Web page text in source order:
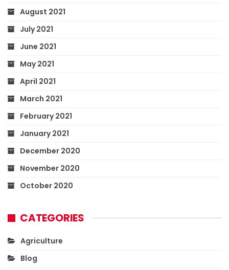
August 2021
July 2021
June 2021
May 2021
April 2021
March 2021
February 2021
January 2021
December 2020
November 2020
October 2020
CATEGORIES
Agriculture
Blog